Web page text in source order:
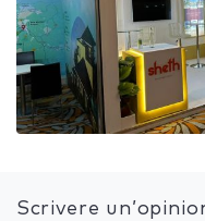
Scrivere